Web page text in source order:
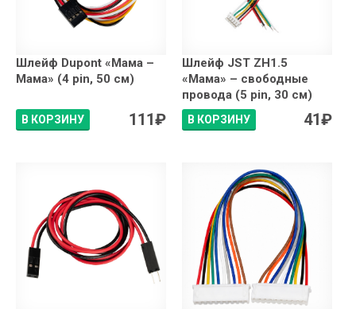
Шлейф Dupont «Мама –
Мама» (4 pin, 50 см)
В КОРЗИНУ 111₽
Шлейф JST ZH1.5
«Мама» – свободные
провода (5 pin, 30 см)
В КОРЗИНУ 41₽